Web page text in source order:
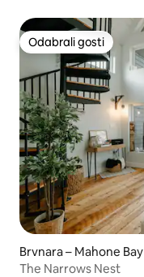
Odabrali gosti
Odabrali gosti
Brvnara – Mahone Bay
The Narrows Nest